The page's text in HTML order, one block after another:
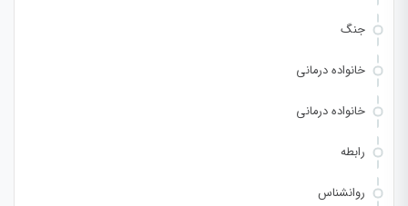
جنگ
خانواده درمانی
خانواده درمانی
رابطه
روانشناس